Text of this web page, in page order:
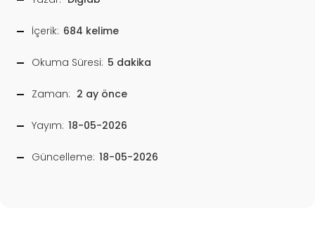
İçerik: 684 kelime
Okuma Süresi: 5 dakika
Zaman: 2 ay önce
Yayım: 18-05-2026
Güncelleme: 18-05-2026